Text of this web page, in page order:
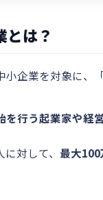
は？
企業を対象に、
行う起業家や経
対して、 最大